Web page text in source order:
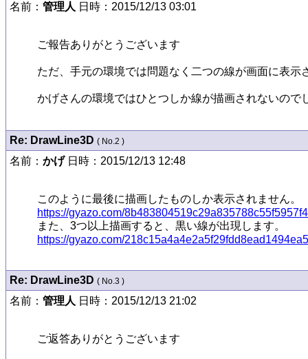
名前： 管理人 日時：2015/12/13 03:01
ご報告ありがとうございます
ただ、手元の環境では問題なく二つの線が画面に表示
かげさんの環境ではひとつしか線が描画されないので
Re: DrawLine3D ( No.2 )
名前： かげ日時：2015/12/13 12:48
https://gyazo.com/
https://gyazo.com/
Re: DrawLine3D ( No.3 )
名前： 管理人 日時：2015/12/13 21:02
ご返答ありがとうございます